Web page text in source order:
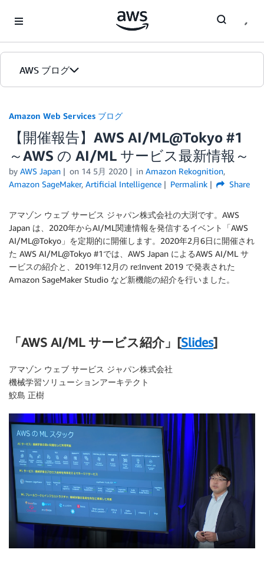
AWS ブログ
カテゴリ
エディション
Amazon Web Services ブログ
【開催報告】AWS AI/ML@Tokyo #1
～AWS の AI/ML サービス最新情報～
by AWS Japan on 14 5月 2020 in Amazon Rekognition,
Amazon SageMaker, Artificial Intelligence Permalink Share
アマゾン ウェブ サービス ジャパン株式会社の大渕です。AWS
Japan は、2020年からAI/ML関連情報を発信するイベント「AWS
AI/ML@Tokyo」を定期的に開催します。2020年2月6日に開催され
た AWS AI/ML@Tokyo #1では、AWS Japan によるAWS AI/ML サ
ービスの紹介と、2019年12月の re:Invent 2019 で発表された
Amazon SageMaker Studio など新機能の紹介を行いました。
「AWS AI/ML サービス紹介」[Slides]
アマゾン ウェブ サービス ジャパン株式会社
機械学習ソリューションアーキテクト
鮫島 正樹